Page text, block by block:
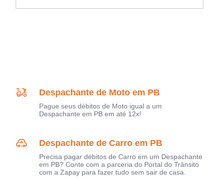
Despachante de Moto em PB
Pague seus débitos de Moto igual a um
Despachante em PB em até 12x!
Despachante de Carro em PB
Precisa pagar débitos de Carro em um Despachante
em PB? Conte com a parceria do Portal do Trânsito
com a Zapay para fazer tudo sem sair de casa.